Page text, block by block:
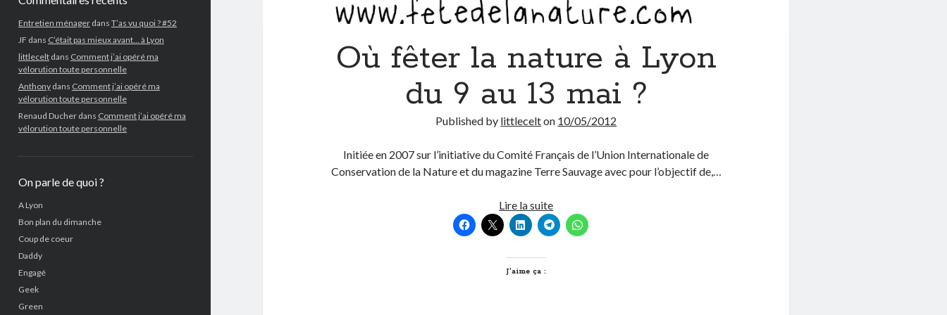
Entretien ménagerdans T’as vu quoi ? #52
JF dans C’était pas mieux avant… à Lyon
littleceltdans Comment j’ai opéré ma
vélorution toute personnelle
Anthonydans Comment j’ai opéré ma
vélorution toute personnelle
Renaud Ducherdans Comment j’ai opéré ma
vélorution toute personnelle
On parle de quoi ?
A Lyon
Bon plan du dimanche
Coup de coeur
Daddy
Engagé
Geek
Green
Où fêter la nature à Lyon
du 9 au 13 mai ?
Published by littlecelton 10/05/2012
Initiée en 2007 sur l’initiative du Comité Français de l’Union Internationale de
Conservation de la Nature et du magazine Terre Sauvage avec pour l’objectif de,…
Lire la suiteOù
fêter
la
J’aime ça :